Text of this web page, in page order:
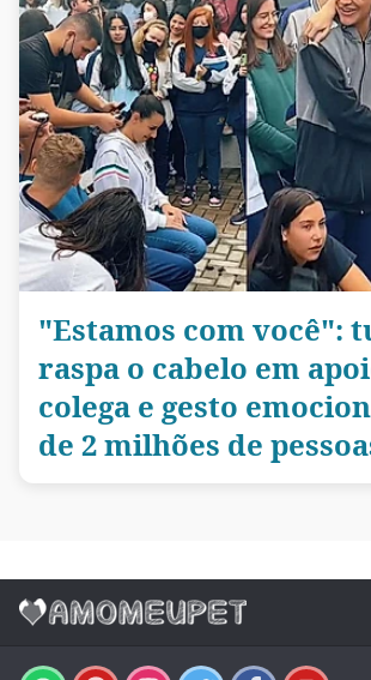
"Estamos com você":
raspa o cabelo em
colega e gesto
de 2 milhões de